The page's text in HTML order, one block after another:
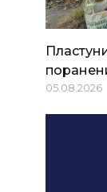
05.08.2026